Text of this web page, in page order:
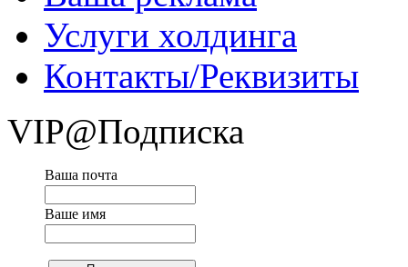
Услуги холдинга
Контакты/Реквизиты
VIP@Подписка
Ваша почта
Ваше имя